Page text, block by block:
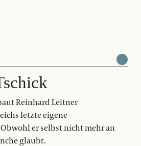
Reinhard Leitner
letzte eigene
er selbst nicht mehr an
glaubt.